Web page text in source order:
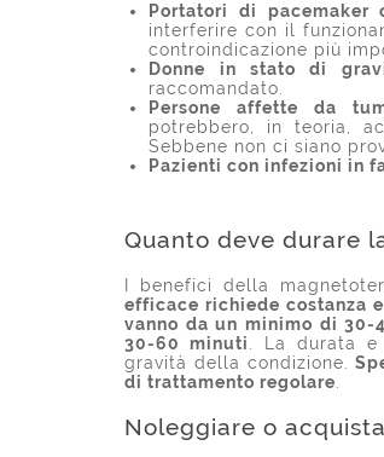
Portatori di
interferire con il
controindicazione più
Donne in stato di
raccomandato.
Persone affette da
potrebbero, in teoria,
Sebbene non ci siano
Pazienti con infezioni in
Quanto deve durare
I benefici della
efficace richiede costanza
vanno da un minimo di
30-60 minuti
. La durata
gravità della condizione.
di trattamento regolare
Noleggiare o